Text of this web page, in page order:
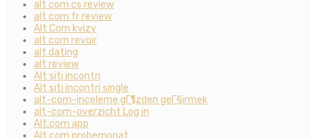
alt com cs review
alt com fr review
Alt Com kvizy
alt com revoir
alt dating
alt review
Alt siti incontri
Alt siti incontri single
alt-com-inceleme gГ¶zden geГ§irmek
alt-com-overzicht Log in
Alt.com app
Alt.com probemonat